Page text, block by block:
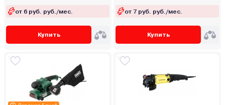
от 6 руб. руб./мес.
Купить
от 7 руб. руб./мес.
Купить